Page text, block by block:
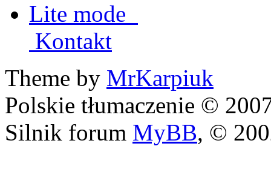
Lite mode
Kontakt
Theme by MrKarpiuk
Polskie tłumaczenie ©
Silnik forum MyBB, ©